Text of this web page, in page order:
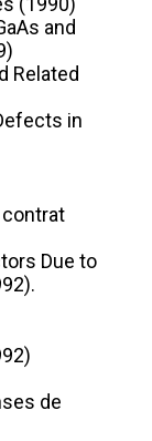
and
Related
in
contrat
Due to
de